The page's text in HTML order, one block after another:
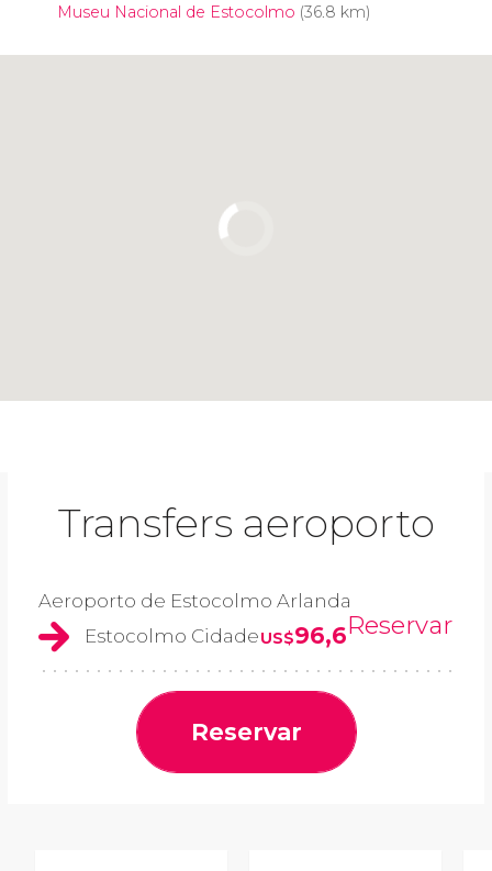
Museu Nacional de Estocolmo (36.8 km)
Transfers aeroporto
Aeroporto de Estocolmo Arlanda
Estocolmo CidadeUS$96,6Reservar
Reservar